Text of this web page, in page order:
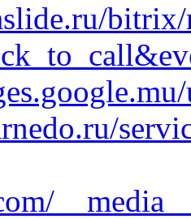
bitrix/